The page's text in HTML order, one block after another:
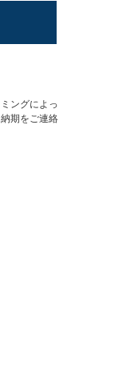
ングによっ
期をご連絡